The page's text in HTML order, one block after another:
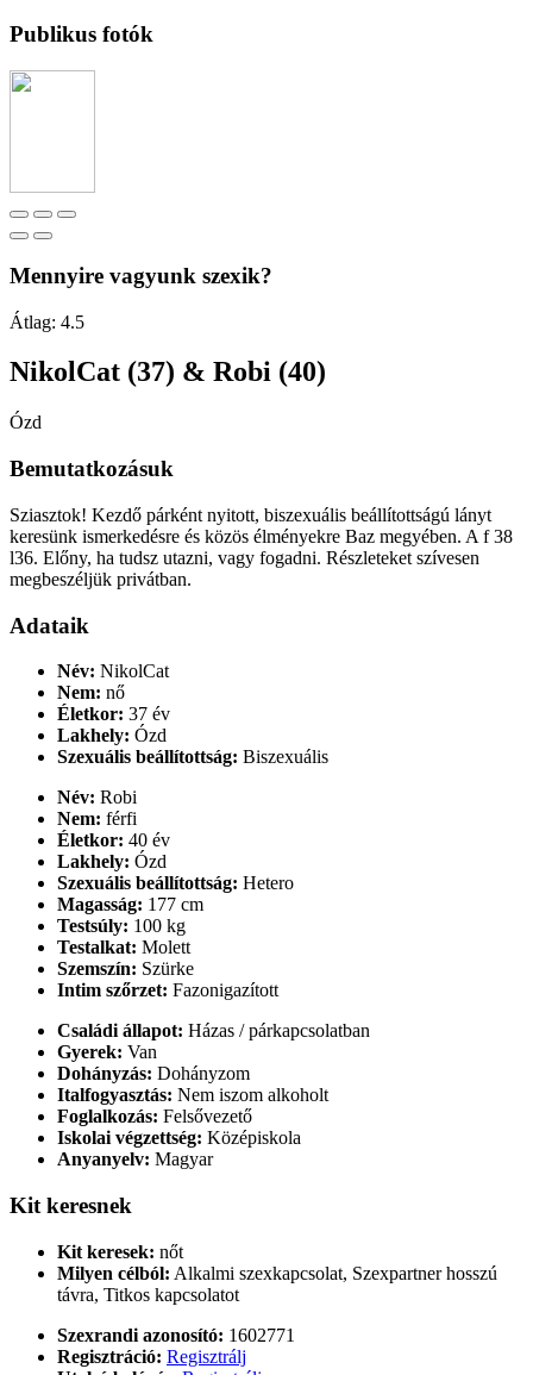
Publikus fotók
Mennyire vagyunk szexik?
Átlag: 4.5
NikolCat (37) & Robi (40)
Ózd
Bemutatkozásuk
Sziasztok! Kezdő párként nyitott, biszexuális beállítottságú lányt
keresünk ismerkedésre és közös élményekre Baz megyében. A f 38
l36. Előny, ha tudsz utazni, vagy fogadni. Részleteket szívesen
megbeszéljük privátban.
Adataik
Név: NikolCat
Nem: nő
Életkor: 37 év
Lakhely: Ózd
Szexuális beállítottság: Biszexuális
Név: Robi
Nem: férfi
Életkor: 40 év
Lakhely: Ózd
Szexuális beállítottság: Hetero
Magasság: 177 cm
Testsúly: 100 kg
Testalkat: Molett
Szemszín: Szürke
Intim szőrzet: Fazonigazított
Családi állapot: Házas / párkapcsolatban
Gyerek: Van
Dohányzás: Dohányzom
Italfogyasztás: Nem iszom alkoholt
Foglalkozás: Felsővezető
Iskolai végzettség: Középiskola
Anyanyelv: Magyar
Kit keresnek
Kit keresek: nőt
Milyen célból: Alkalmi szexkapcsolat, Szexpartner hosszú
távra, Titkos kapcsolatot
Szexrandi azonosító: 1602771
Regisztráció: Regisztrálj